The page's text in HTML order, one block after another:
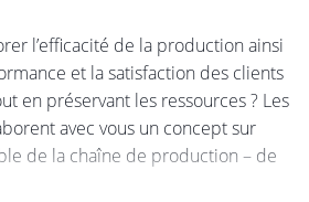
l’efficacité de la production ainsi
et la satisfaction des clients
en préservant les ressources ? Les
avec vous un concept sur
de la chaîne de production – de